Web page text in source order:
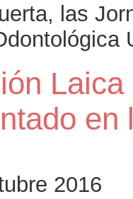
las
en
2016